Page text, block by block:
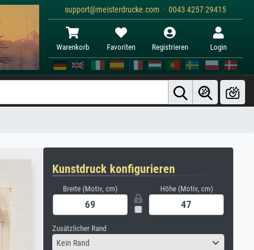
support@meisterdrucke.com · 0043 4257 29415
Warenkorb Favoriten Registrieren Login
Kunstdruck konfigurieren
Breite (Motiv, cm) Höhe (Motiv, cm)
Zusätzlicher Rand
Kein Rand